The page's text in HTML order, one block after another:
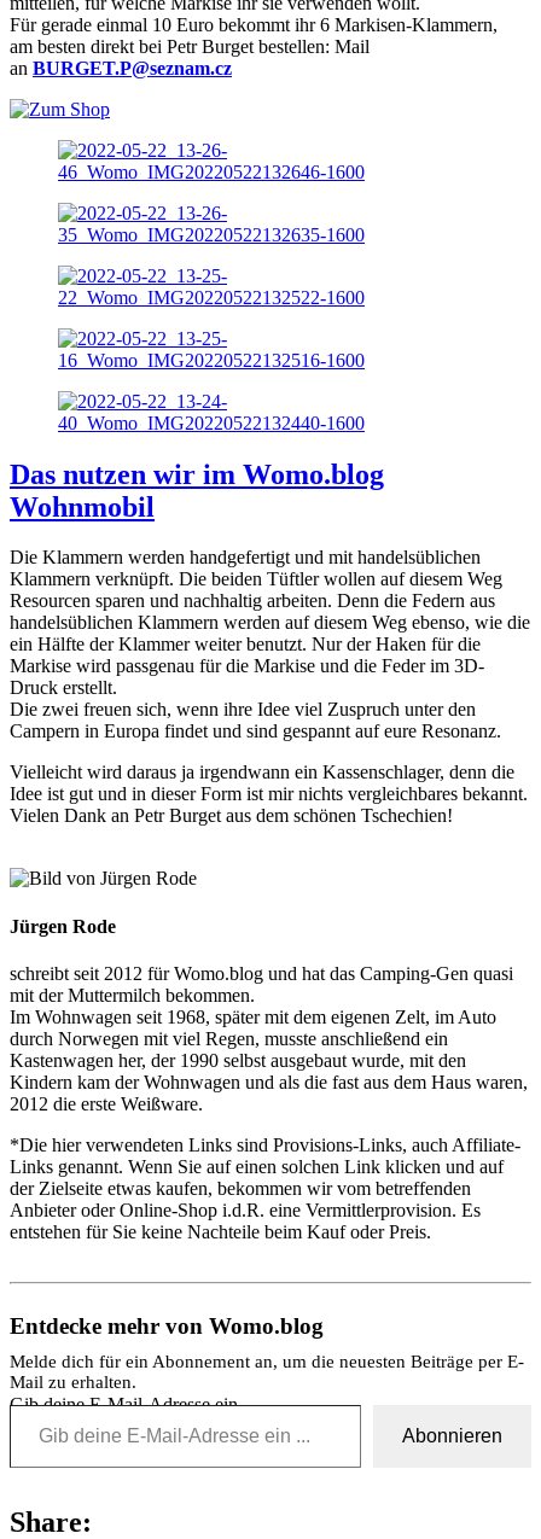
Für gerade einmal 10 Euro bekommt ihr 6 Markisen-Klammern,
am besten direkt bei Petr Burget bestellen: Mail
an BURGET.P@seznam.cz
Das nutzen wir im Womo.blog
Wohnmobil
Die Klammern werden handgefertigt und mit handelsüblichen
Klammern verknüpft. Die beiden Tüftler wollen auf diesem Weg
Resourcen sparen und nachhaltig arbeiten. Denn die Federn aus
handelsüblichen Klammern werden auf diesem Weg ebenso, wie die
ein Hälfte der Klammer weiter benutzt. Nur der Haken für die
Markise wird passgenau für die Markise und die Feder im 3D-
Druck erstellt.
Die zwei freuen sich, wenn ihre Idee viel Zuspruch unter den
Campern in Europa findet und sind gespannt auf eure Resonanz.
Vielleicht wird daraus ja irgendwann ein Kassenschlager, denn die
Idee ist gut und in dieser Form ist mir nichts vergleichbares bekannt.
Vielen Dank an Petr Burget aus dem schönen Tschechien!
Jürgen Rode
schreibt seit 2012 für Womo.blog und hat das Camping-Gen quasi
mit der Muttermilch bekommen.
Im Wohnwagen seit 1968, später mit dem eigenen Zelt, im Auto
durch Norwegen mit viel Regen, musste anschließend ein
Kastenwagen her, der 1990 selbst ausgebaut wurde, mit den
Kindern kam der Wohnwagen und als die fast aus dem Haus waren,
2012 die erste Weißware.
*Die hier verwendeten Links sind Provisions-Links, auch Affiliate-
Links genannt. Wenn Sie auf einen solchen Link klicken und auf
der Zielseite etwas kaufen, bekommen wir vom betreffenden
Anbieter oder Online-Shop i.d.R. eine Vermittlerprovision. Es
entstehen für Sie keine Nachteile beim Kauf oder Preis.
Entdecke mehr von Womo.blog
Melde dich für ein Abonnement an, um die neuesten Beiträge per E-
Mail zu erhalten.
Gib deine E-Mail-Adresse ein ...
Abonnieren
Share: